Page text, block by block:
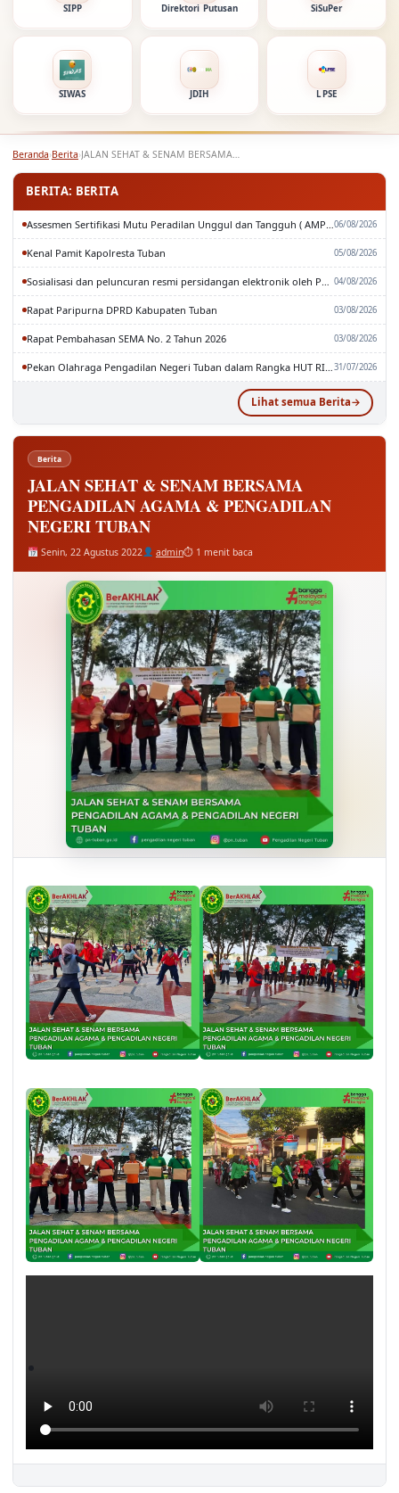
SIPP Direktori Putusan SiSuPer
SIWAS JDIH LPSE
Beranda›Berita› JALAN SEHAT & SENAM BERSAMA PENGADILAN AGAMA &…
BERITA: BERITA
06/08/2026
Kenal Pamit Kapolresta Tuban 05/08/2026
04/08/2026
Rapat Paripurna DPRD Kabupaten Tuban 03/08/2026
Rapat Pembahasan SEMA No. 2 Tahun 2026 03/08/2026
31/07/2026
Lihat semua Berita
Berita
JALAN SEHAT & SENAM BERSAMA
PENGADILAN AGAMA & PENGADILAN
NEGERI TUBAN
Senin, 22 Agustus 2022 admin⏱ 1 menit baca